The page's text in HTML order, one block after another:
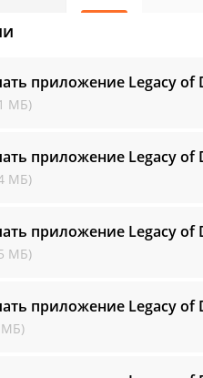
приложение Legacy
МБ)
приложение Legacy
МБ)
приложение Legacy
МБ)
приложение Legacy
МБ)